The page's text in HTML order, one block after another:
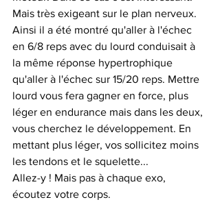
Mais très exigeant sur le plan nerveux.
Ainsi il a été montré qu'aller à l'échec
en 6/8 reps avec du lourd conduisait à
la même réponse hypertrophique
qu'aller à l'échec sur 15/20 reps. Mettre
lourd vous fera gagner en force, plus
léger en endurance mais dans les deux,
vous cherchez le développement. En
mettant plus léger, vos sollicitez moins
les tendons et le squelette...
Allez-y ! Mais pas à chaque exo,
écoutez votre corps.